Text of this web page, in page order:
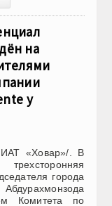
на
y
«Ховар»/. В
города
Комитета по